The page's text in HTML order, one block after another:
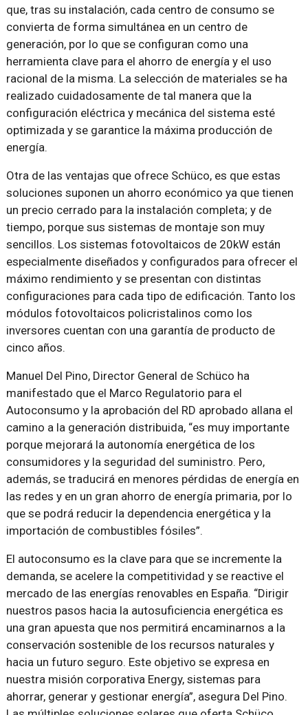
que, tras su instalación, cada centro de consumo se
convierta de forma simultánea en un centro de
generación, por lo que se configuran como una
herramienta clave para el ahorro de energía y el uso
racional de la misma. La selección de materiales se ha
realizado cuidadosamente de tal manera que la
configuración eléctrica y mecánica del sistema esté
optimizada y se garantice la máxima producción de
energía.
Otra de las ventajas que ofrece Schüco, es que estas
soluciones suponen un ahorro económico ya que tienen
un precio cerrado para la instalación completa; y de
tiempo, porque sus sistemas de montaje son muy
sencillos. Los sistemas fotovoltaicos de 20kW están
especialmente diseñados y configurados para ofrecer el
máximo rendimiento y se presentan con distintas
configuraciones para cada tipo de edificación. Tanto los
módulos fotovoltaicos policristalinos como los
inversores cuentan con una garantía de producto de
cinco años.
Manuel Del Pino, Director General de Schüco ha
manifestado que el Marco Regulatorio para el
Autoconsumo y la aprobación del RD aprobado allana el
camino a la generación distribuida, “es muy importante
porque mejorará la autonomía energética de los
consumidores y la seguridad del suministro. Pero,
además, se traducirá en menores pérdidas de energía en
las redes y en un gran ahorro de energía primaria, por lo
que se podrá reducir la dependencia energética y la
importación de combustibles fósiles”.
El autoconsumo es la clave para que se incremente la
demanda, se acelere la competitividad y se reactive el
mercado de las energías renovables en España. “Dirigir
nuestros pasos hacia la autosuficiencia energética es
una gran apuesta que nos permitirá encaminarnos a la
conservación sostenible de los recursos naturales y
hacia un futuro seguro. Este objetivo se expresa en
nuestra misión corporativa Energy, sistemas para
ahorrar, generar y gestionar energía”, asegura Del Pino.